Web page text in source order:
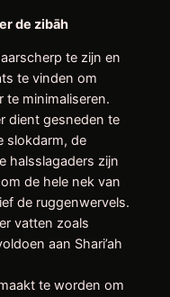
de zibāh
te zijn en
te vinden om
te minimaliseren.
dient gesneden te
slokdarm, de
halsslagaders zijn
de hele nek van
de ruggenwervels.
vatten zoals
aan Shari’ah
te worden om